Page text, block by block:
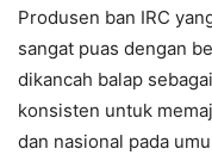
Produsen ban IRC
sangat puas dengan
dikancah balap
konsisten untuk
dan nasional pada